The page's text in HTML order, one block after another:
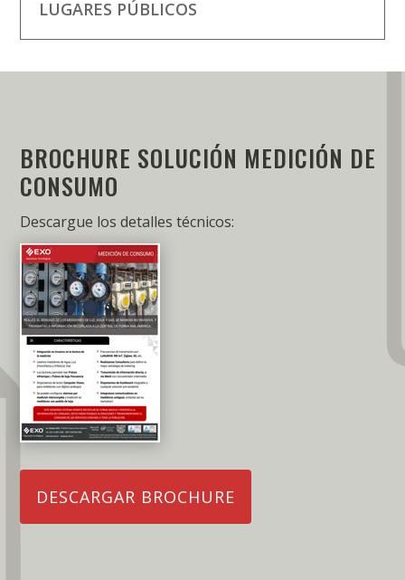
LUGARES PÚBLICOS
BROCHURE SOLUCIÓN MEDICIÓN DE
CONSUMO
Descargue los detalles técnicos:
DESCARGAR BROCHURE